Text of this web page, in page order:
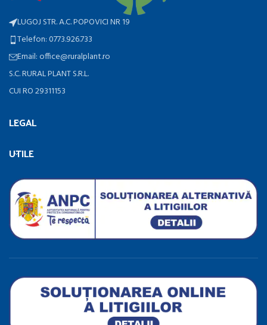
LUGOJ STR. A.C. POPOVICI NR 19
Telefon: 0773.926.733
Email: office@ruralplant.ro
S.C. RURAL PLANT S.R.L.
CUI RO 29311153
LEGAL
UTILE